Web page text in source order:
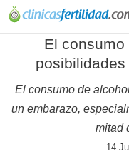
El
El consumo de
un embarazo,
mitad
14